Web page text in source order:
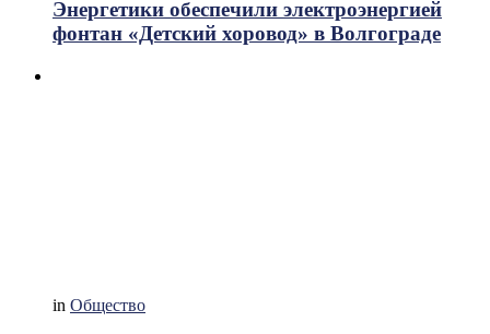
Энергетики обеспечили электроэнергией
фонтан «Детский хоровод» в Волгограде
in Общество